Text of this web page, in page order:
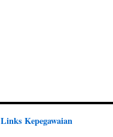
Links Kepegawaian